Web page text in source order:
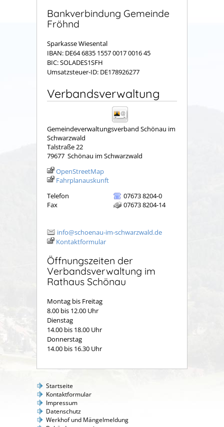
Bankverbindung Gemeinde
Fröhnd
Sparkasse Wiesental
IBAN: DE64 6835 1557 0017 0016 45
BIC: SOLADES1SFH
Umsatzsteuer-ID: DE178926277
Verbandsverwaltung
Gemeindeverwaltungsverband Schönau im
Schwarzwald
Talstraße 22
79677 Schönau im Schwarzwald
OpenStreetMap
Fahrplanauskunft
Telefon
07673 8204-0
Fax
07673 8204-14
info@schoenau-im-schwarzwald.de
Kontaktformular
Öffnungszeiten der
Verbandsverwaltung im
Rathaus Schönau
Montag bis Freitag
8.00 bis 12.00 Uhr
Dienstag
14.00 bis 18.00 Uhr
Donnerstag
14.00 bis 16.30 Uhr
Startseite
Kontaktformular
Impressum
Datenschutz
Werkhof und Mängelmeldung